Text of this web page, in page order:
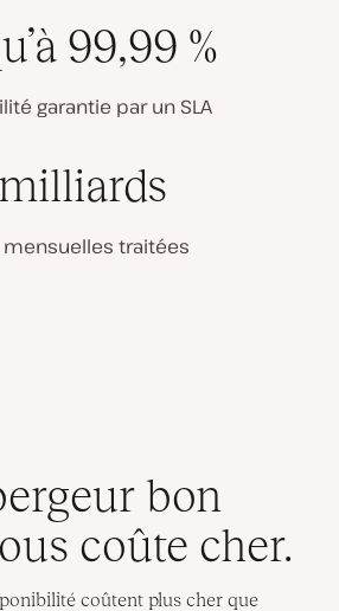
99,99 %
garantie par un SLA
traitées
bon
coûte cher.
coûtent plus cher que